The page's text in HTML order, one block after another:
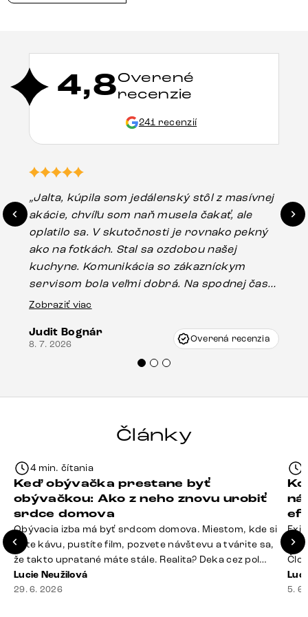
4,8Overené
recenzie
241 recenzií
„Jalta, kúpila som jedálenský stôl z masívnej
akácie, chvíľu som naň musela čakať, ale
oplatilo sa. V skutočnosti je rovnako pekný
ako na fotkách. Stal sa ozdobou našej
kuchyne. Komunikácia so zákazníckym
servisom bola veľmi dobrá. Na spodnej časti
stola bolo malé poškodenie, pravdepodobne
Vincze pri riešení mojej záležitosti pristúpili
veľmi korektne. Odporúčam produkty Delife
Zobraziť viac
Judit Bognár
8. 7. 2026 Overená recenzia
Články
4 min. čítania
Keď obývačka prestane byť
obývačkou: Ako z neho znovu urobiť
srdce domova
Obývacia izba má byť srdcom domova. Miestom, kde si
dáte kávu, pustíte film, pozvete návštevu a tvárite sa,
že takto upratané máte stále. Realita? Deka cez pol
sedačky, ovládač záhadne zmizol, konferenčný stolík
slúži ako odkladisko všetkého od účteniek po balzam
Lucie Neužilová
29. 6. 2026
si
5.